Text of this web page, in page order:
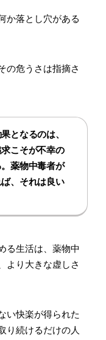
か落とし穴がある
の危うさは指摘さ
となるのは、
こそが不幸の
薬物中毒者が
、それは良い
る生活は、薬物中
より大きな虚しさ
い快楽が得られた
り続けるだけの人